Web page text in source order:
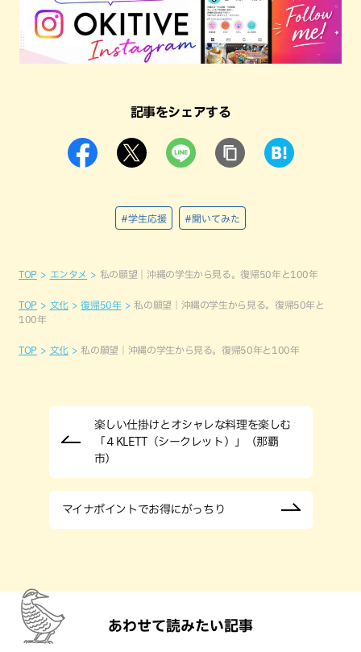
記事をシェアする
#学生応援 #聞いてみた
TOP エンタメ 私の願望｜沖縄の学生から見る。復帰50年と100年
TOP 文化 復帰50年
私の願望｜沖縄の学生から見る。復帰50年と
100年
TOP 文化 私の願望｜沖縄の学生から見る。復帰50年と100年
楽しい仕掛けとオシャレな料理を楽しむ
「４KLETT（シークレット）」（那覇
市）
マイナポイントでお得にがっちり
あわせて読みたい記事